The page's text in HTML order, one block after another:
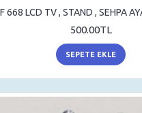
668 LCD TV , STAND , SEHPA
500.00TL
SEPETE EKLE